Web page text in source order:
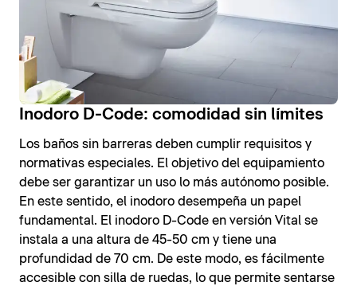
Inodoro D-Code: comodidad sin límites
Los baños sin barreras deben cumplir requisitos y
normativas especiales. El objetivo del equipamiento
debe ser garantizar un uso lo más autónomo posible.
En este sentido, el inodoro desempeña un papel
fundamental. El inodoro D-Code en versión Vital se
instala a una altura de 45-50 cm y tiene una
profundidad de 70 cm. De este modo, es fácilmente
accesible con silla de ruedas, lo que permite sentarse